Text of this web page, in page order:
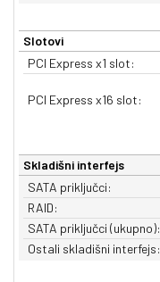
Slotovi
PCI Express x1 slot:
PCI Express x16 slot:
Skladišni interfejs
SATA priključci:
RAID:
SATA priključci (ukupno):
Ostali skladišni interfejs: